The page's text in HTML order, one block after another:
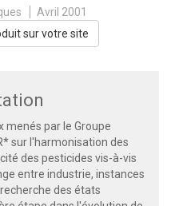
Avril 2001
sur votre site
menés par le Groupe
sur l'harmonisation des
des pesticides vis-à-vis
entre industrie, instances
des états